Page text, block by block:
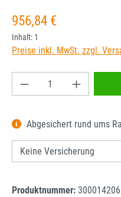
Regulärer Preis:
956,84 €
Inhalt: 1
Preise inkl. MwSt. zzgl.
Produkt Anzahl:
Abgesichert rund ums
Produktnummer: